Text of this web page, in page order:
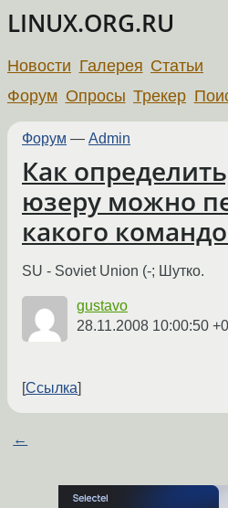
LINUX.ORG.RU
Новости Галерея Статьи
Форум Опросы Трекер
Форум — Admin
Как
юзеру можно
какого
SU - Soviet Union (-; Шутко.
gustavo
28.11.2008 10:00:50
Ссылка
←